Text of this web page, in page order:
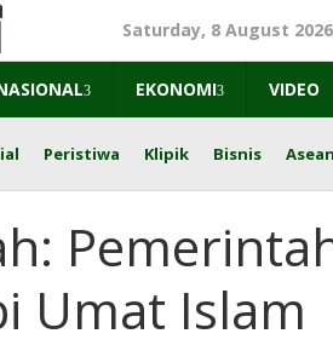
Saturday, 8 August
EKONOMI VIDEO
Peristiwa Klipik Bisnis Asean
Umat Islam